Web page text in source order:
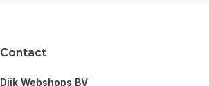
Contact
Dijk Webshops BV